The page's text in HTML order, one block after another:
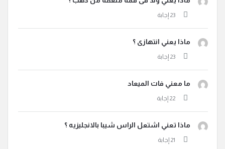
ماذا يعني انتهازى ؟
ما معني فات الميعاد
ماذا تعني اشتعل الراس شيبا بالانجليزيه ؟